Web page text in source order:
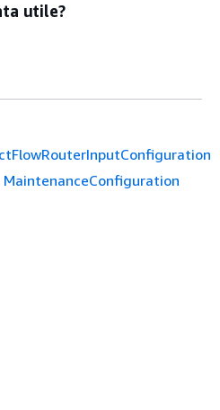
utile?
MaintenanceConfiguration